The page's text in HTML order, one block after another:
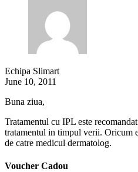
Echipa Slimart
June 10, 2011
Buna ziua,
Tratamentul cu IPL este
tratamentul in timpul verii. Oricum
de catre medicul dermatolog.
Voucher Cadou